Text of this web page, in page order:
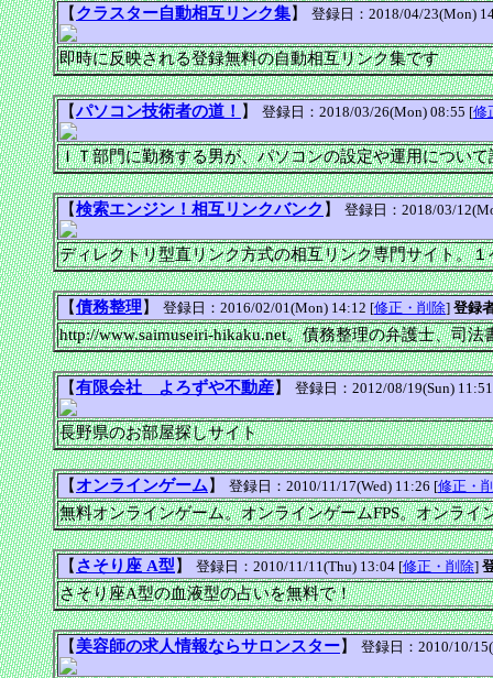
【 クラスター自動相互リンク集】 登録日：2018/04/23(Mon)
即時に反映される登録無料の自動相互リンク集です
【パソコン技術者の道！ 】 登録日：2018/03/26(Mon) 08:55 [修
ＩＴ部門に勤務する男が、パソコンの設定や運用につい
【検索エンジン！相互リンクバンク 】 登録日：2018/03/
ディレクトリ型直リンク方式の相互リンク専門サイト。
【債務整理 】 登録日：2016/02/01(Mon) 14:12 [修正・削除] 登録
http://www.saimuseiri-hikaku.net。債務整理の弁護士、司法
【有限会社 よろずや不動産】 登録日：2012/08/19(Sun)
長野県のお部屋探しサイト
【 オンラインゲーム 】 登録日：2010/11/17(Wed) 11:26 [修正・
無料オンラインゲーム。オンラインゲームFPS。オンラ
【 さそり座 A型 】 登録日：2010/11/11(Thu) 13:04 [修正・削除]
さそり座A型の血液型の占いを無料で！
【美容師の求人情報ならサロンスター】 登録日：2010/10/